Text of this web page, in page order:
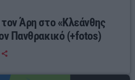
Άρη στο «Κλεάνθης
Πανθρακικό (+fotos)